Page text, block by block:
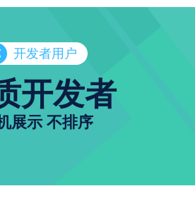
开发者用户
开发者
展示 不排序